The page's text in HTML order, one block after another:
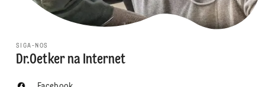
SIGA-NOS
Dr.Oetker na Internet